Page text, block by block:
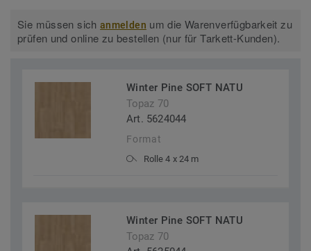
Sie müssen sichanmelden um die Warenverfügbarkeit zu
prüfen und online zu bestellen (nur für Tarkett-Kunden).
Winter Pine SOFT NATU
Topaz 70
Art. 5624044
Format
Rolle 4 x 24 m
Winter Pine SOFT NATU
Topaz 70